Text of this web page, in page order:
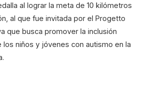
al lograr la meta de 10 kilómetros
al que fue invitada por el Progetto
que busca promover la inclusión
niños y jóvenes con autismo en la